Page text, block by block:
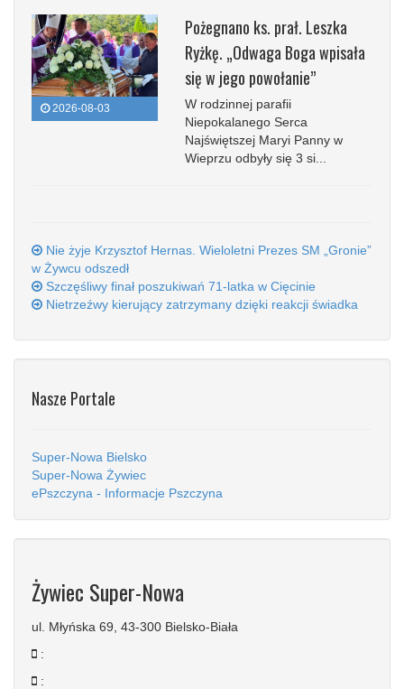
2026-08-03
Pożegnano ks. prał. Leszka
Ryżkę. „Odwaga Boga wpisała
się w jego powołanie”
W rodzinnej parafii
Niepokalanego Serca
Najświętszej Maryi Panny w
Wieprzu odbyły się 3 si...
Nie żyje Krzysztof Hernas. Wieloletni Prezes SM „Gronie”
w Żywcu odszedł
Szczęśliwy finał poszukiwań 71-latka w Cięcinie
Nietrzeźwy kierujący zatrzymany dzięki reakcji świadka
Nasze Portale
Super-Nowa Bielsko
Super-Nowa Żywiec
ePszczyna - Informacje Pszczyna
Żywiec Super-Nowa
ul. Młyńska 69, 43-300 Bielsko-Biała
:
: